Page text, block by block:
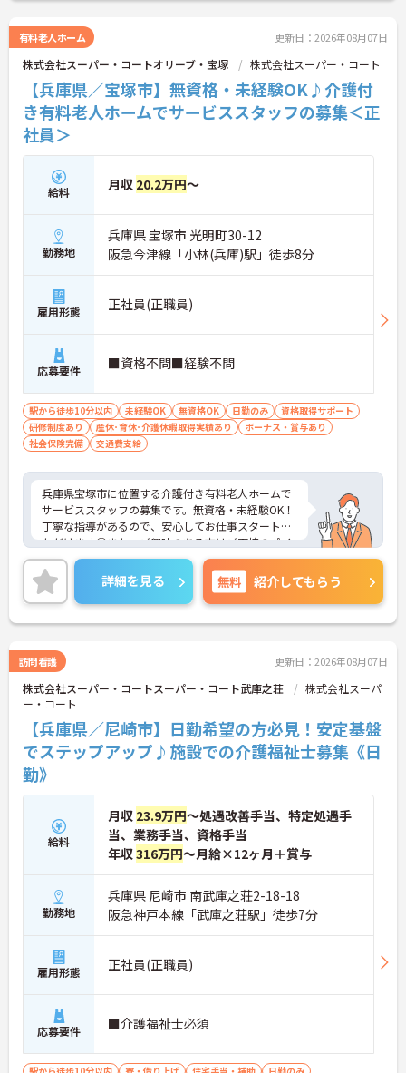
有料老人ホーム 更新日：2026年08月07日
株式会社スーパー・コートオリーブ・宝塚 株式会社スーパー・コート
【兵庫県／宝塚市】無資格・未経験OK♪介護付
き有料老人ホームでサービススタッフの募集＜正
社員＞
給料 月収 20.2万円～
勤務地
兵庫県 宝塚市 光明町30-12
阪急今津線「小林(兵庫)駅」徒歩8分
雇用形態 正社員(正職員)
応募要件 ■資格不問■経験不問
駅から徒歩10分以内 未経験OK 無資格OK 日勤のみ
資格取得サポート
研修制度あり
産休･育休･介護休暇取得実績あり
ボーナス・賞与あり
社会保険完備
交通費支給
兵庫県宝塚市に位置する介護付き有料老人ホームで
サービススタッフの募集です。無資格・未経験OK！
丁寧な指導があるので、安心してお仕事スタートい
ただけます◎また、ご興味のある方はご面接のポイ
ントお伝えしますのでご気軽にお問い合わせくださ
い。
詳細を見る 無料 紹介してもらう
訪問看護 更新日：2026年08月07日
株式会社スーパー・コートスーパー・コート武庫之荘
株式会社スーパ
ー・コート
【兵庫県／尼崎市】日勤希望の方必見！安定基盤
でステップアップ♪施設での介護福祉士募集《日
勤》
給料
月収 23.9万円～処遇改善手当、特定処遇手
当、業務手当、資格手当
年収316万円～月給×12ヶ月＋賞与
勤務地
兵庫県 尼崎市 南武庫之荘2-18-18
阪急神戸本線「武庫之荘駅」徒歩7分
雇用形態 正社員(正職員)
応募要件 ■介護福祉士必須